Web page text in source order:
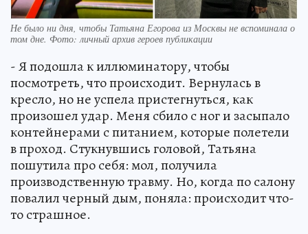
Не было ни дня, чтобы Татьяна Егорова из Москвы не вспоминала о
том дне. Фото: личный архив героев публикации
- Я подошла к иллюминатору, чтобы
посмотреть, что происходит. Вернулась в
кресло, но не успела пристегнуться, как
произошел удар. Меня сбило с ног и засыпало
контейнерами с питанием, которые полетели
в проход. Стукнувшись головой, Татьяна
пошутила про себя: мол, получила
производственную травму. Но, когда по салону
повалил черный дым, поняла: происходит что-
то страшное.